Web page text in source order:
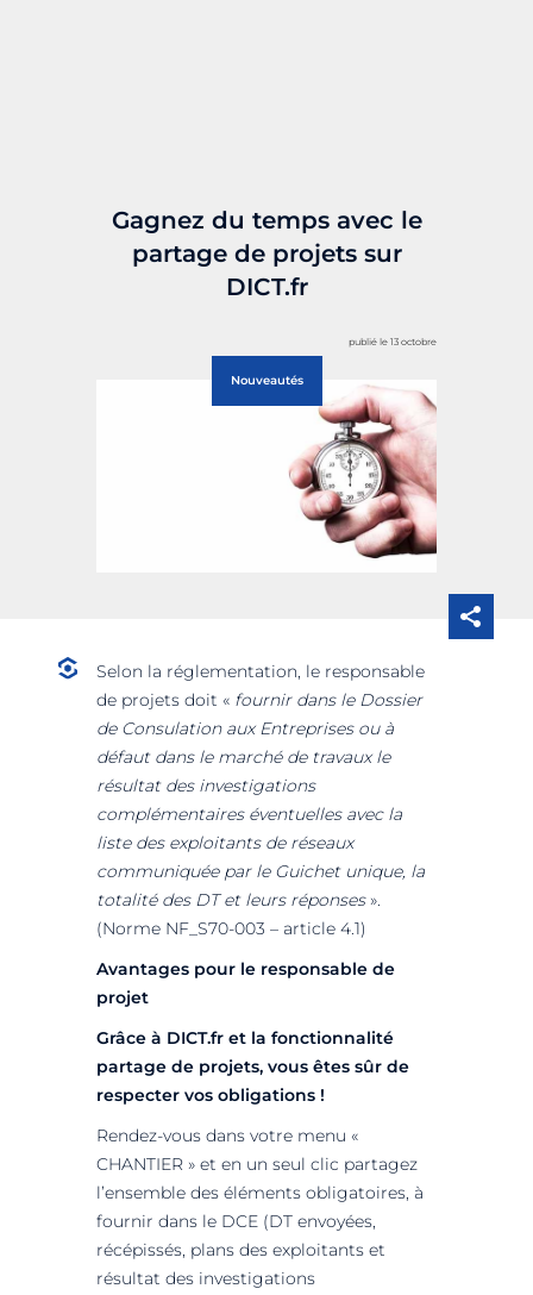
Gagnez du temps avec le
partage de projets sur
DICT.fr
publié le 13 octobre
Nouveautés
Selon la réglementation, le responsable
de projets doit « fournir dans le Dossier
de Consulation aux Entreprises ou à
défaut dans le marché de travaux le
résultat des investigations
complémentaires éventuelles avec la
liste des exploitants de réseaux
communiquée par le Guichet unique, la
totalité des DT et leurs réponses».
(Norme NF_S70-003 – article 4.1)
Avantages pour le responsable de
projet
Grâce à DICT.fr et la fonctionnalité
partage de projets, vous êtes sûr de
respecter vos obligations !
Rendez-vous dans votre menu «
CHANTIER » et en un seul clic partagez
l’ensemble des éléments obligatoires, à
fournir dans le DCE (DT envoyées,
récépissés, plans des exploitants et
résultat des investigations